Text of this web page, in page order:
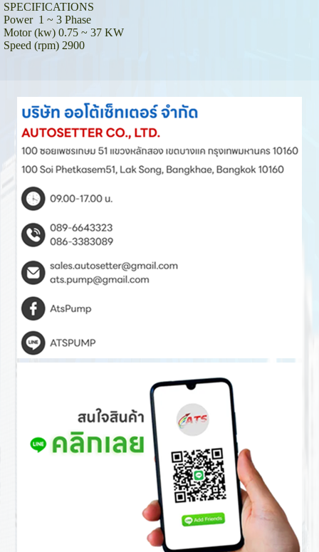
SPECIFICATIONS
Power 1 ~ 3 Phase
Motor (kw) 0.75 ~ 37 KW
Speed (rpm) 2900